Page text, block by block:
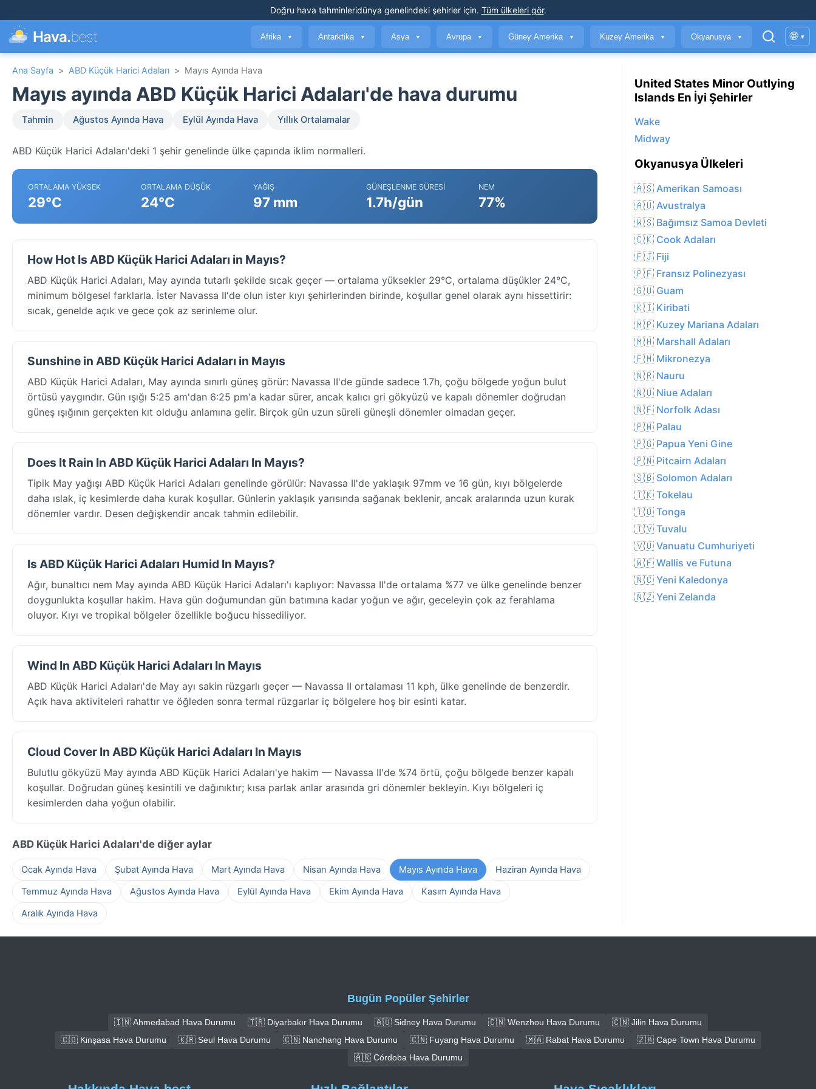
Doğru hava tahminleridünya genelindeki şehirler için. Tüm ülkeleri gör.
Hava.best Afrika ▼ Antarktika ▼ Asya ▼ Avrupa ▼ Güney Amerika ▼ Kuzey Amerika ▼ Okyanusya ▼ 🌐 ▾
Ana Sayfa > ABD Küçük Harici Adaları > Mayıs Ayında Hava
Mayıs ayında ABD Küçük Harici Adaları'de hava durumu
Tahmin Ağustos Ayında Hava Eylül Ayında Hava Yıllık Ortalamalar
ABD Küçük Harici Adaları'deki 1 şehir genelinde ülke çapında iklim normalleri.
ORTALAMA YÜKSEK
29°C
ORTALAMA DÜŞÜK
24°C
YAĞIŞ
97 mm
GÜNEŞLENME SÜRESI
1.7h/gün
NEM
77%
How Hot Is ABD Küçük Harici Adaları in Mayıs?
ABD Küçük Harici Adaları, May ayında tutarlı şekilde sıcak geçer — ortalama yüksekler 29°C, ortalama düşükler 24°C,
minimum bölgesel farklarla. İster Navassa II'de olun ister kıyı şehirlerinden birinde, koşullar genel olarak aynı hissettirir:
sıcak, genelde açık ve gece çok az serinleme olur.
Sunshine in ABD Küçük Harici Adaları in Mayıs
ABD Küçük Harici Adaları, May ayında sınırlı güneş görür: Navassa II'de günde sadece 1.7h, çoğu bölgede yoğun bulut
örtüsü yaygındır. Gün ışığı 5:25 am'dan 6:25 pm'a kadar sürer, ancak kalıcı gri gökyüzü ve kapalı dönemler doğrudan
güneş ışığının gerçekten kıt olduğu anlamına gelir. Birçok gün uzun süreli güneşli dönemler olmadan geçer.
Does It Rain In ABD Küçük Harici Adaları In Mayıs?
Tipik May yağışı ABD Küçük Harici Adaları genelinde görülür: Navassa II'de yaklaşık 97mm ve 16 gün, kıyı bölgelerde
daha ıslak, iç kesimlerde daha kurak koşullar. Günlerin yaklaşık yarısında sağanak beklenir, ancak aralarında uzun kurak
dönemler vardır. Desen değişkendir ancak tahmin edilebilir.
Is ABD Küçük Harici Adaları Humid In Mayıs?
Ağır, bunaltıcı nem May ayında ABD Küçük Harici Adaları'ı kaplıyor: Navassa II'de ortalama %77 ve ülke genelinde benzer
doygunlukta koşullar hakim. Hava gün doğumundan gün batımına kadar yoğun ve ağır, geceleyin çok az ferahlama
oluyor. Kıyı ve tropikal bölgeler özellikle boğucu hissediliyor.
Wind In ABD Küçük Harici Adaları In Mayıs
ABD Küçük Harici Adaları'de May ayı sakin rüzgarlı geçer — Navassa II ortalaması 11 kph, ülke genelinde de benzerdir.
Açık hava aktiviteleri rahattır ve öğleden sonra termal rüzgarlar iç bölgelere hoş bir esinti katar.
Cloud Cover In ABD Küçük Harici Adaları In Mayıs
Bulutlu gökyüzü May ayında ABD Küçük Harici Adaları'ye hakim — Navassa II'de %74 örtü, çoğu bölgede benzer kapalı
koşullar. Doğrudan güneş kesintili ve dağınıktır; kısa parlak anlar arasında gri dönemler bekleyin. Kıyı bölgeleri iç
kesimlerden daha yoğun olabilir.
ABD Küçük Harici Adaları'de diğer aylar
Ocak Ayında Hava Şubat Ayında Hava Mart Ayında Hava Nisan Ayında Hava Mayıs Ayında Hava
Haziran Ayında Hava
Temmuz Ayında Hava
Ağustos Ayında Hava Eylül Ayında Hava Ekim Ayında Hava
Kasım Ayında Hava
Aralık Ayında Hava
United States Minor Outlying
Islands En İyi Şehirler
Wake
Midway
Okyanusya Ülkeleri
🇦🇸 Amerikan Samoası
🇦🇺 Avustralya
🇼🇸 Bağımsız Samoa Devleti
🇨🇰 Cook Adaları
🇫🇯 Fiji
🇵🇫 Fransız Polinezyası
🇬🇺 Guam
🇰🇮 Kiribati
🇲🇵 Kuzey Mariana Adaları
🇲🇭 Marshall Adaları
🇫🇲 Mikronezya
🇳🇷 Nauru
🇳🇺 Niue Adaları
🇳🇫 Norfolk Adası
🇵🇼 Palau
🇵🇬 Papua Yeni Gine
🇵🇳 Pitcairn Adaları
🇸🇧 Solomon Adaları
🇹🇰 Tokelau
🇹🇴 Tonga
🇹🇻 Tuvalu
🇻🇺 Vanuatu Cumhuriyeti
🇼🇫 Wallis ve Futuna
🇳🇨 Yeni Kaledonya
🇳🇿 Yeni Zelanda
Bugün Popüler Şehirler
🇮🇳 Ahmedabad Hava Durumu 🇹🇷 Diyarbakır Hava Durumu 🇦🇺 Sidney Hava Durumu 🇨🇳 Wenzhou Hava Durumu
🇨🇳 Jilin Hava Durumu
🇨🇩 Kinşasa Hava Durumu
🇰🇷 Seul Hava Durumu 🇨🇳 Nanchang Hava Durumu 🇨🇳 Fuyang Hava Durumu 🇲🇦 Rabat Hava Durumu
🇿🇦 Cape Town Hava Durumu
🇦🇷 Córdoba Hava Durumu